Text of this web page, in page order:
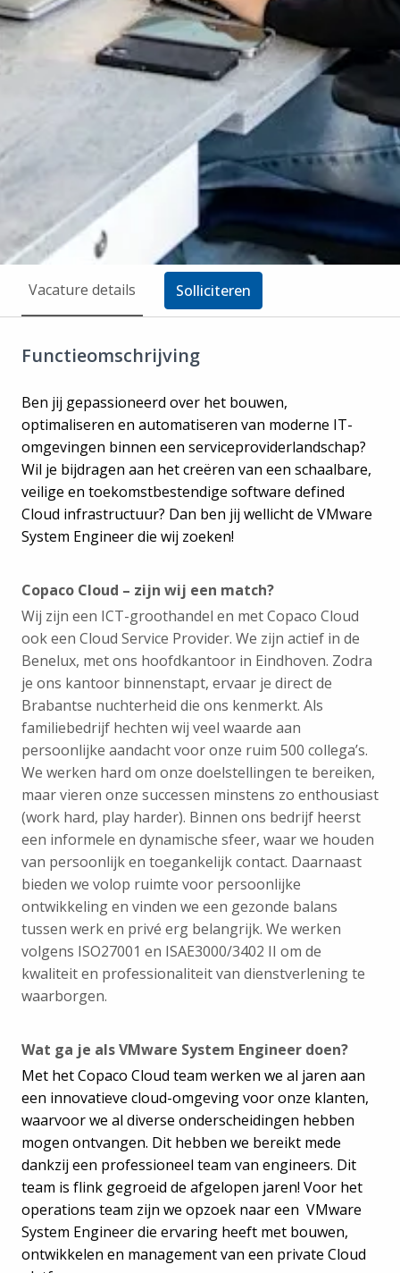
Vacature details Solliciteren
Functieomschrijving
Ben jij gepassioneerd over het bouwen,
optimaliseren en automatiseren van moderne IT-
omgevingen binnen een serviceproviderlandschap?
Wil je bijdragen aan het creëren van een schaalbare,
veilige en toekomstbestendige software defined
Cloud infrastructuur? Dan ben jij wellicht de VMware
System Engineer die wij zoeken!
Copaco Cloud – zijn wij een match?
Wij zijn een ICT-groothandel en met Copaco Cloud
ook een Cloud Service Provider. We zijn actief in de
Benelux, met ons hoofdkantoor in Eindhoven. Zodra
je ons kantoor binnenstapt, ervaar je direct de
Brabantse nuchterheid die ons kenmerkt. Als
familiebedrijf hechten wij veel waarde aan
persoonlijke aandacht voor onze ruim 500 collega’s.
We werken hard om onze doelstellingen te bereiken,
maar vieren onze successen minstens zo enthousiast
(work hard, play harder). Binnen ons bedrijf heerst
een informele en dynamische sfeer, waar we houden
van persoonlijk en toegankelijk contact. Daarnaast
bieden we volop ruimte voor persoonlijke
ontwikkeling en vinden we een gezonde balans
tussen werk en privé erg belangrijk. We werken
volgens ISO27001 en ISAE3000/3402 II om de
kwaliteit en professionaliteit van dienstverlening te
waarborgen.
Wat ga je als VMware System Engineer doen?
Met het Copaco Cloud team werken we al jaren aan
een innovatieve cloud-omgeving voor onze klanten,
waarvoor we al diverse onderscheidingen hebben
mogen ontvangen. Dit hebben we bereikt mede
dankzij een professioneel team van engineers. Dit
team is flink gegroeid de afgelopen jaren! Voor het
operations team zijn we opzoek naar een VMware
System Engineer die ervaring heeft met bouwen,
ontwikkelen en management van een private Cloud